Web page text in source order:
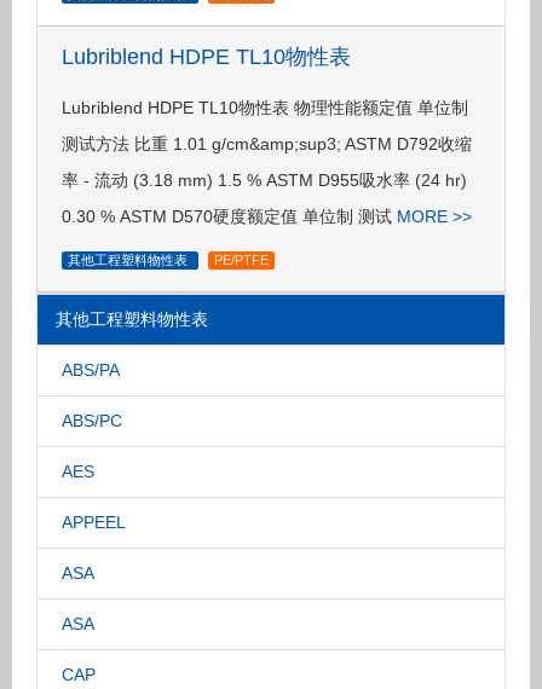
Lubriblend HDPE TL10物性表
Lubriblend HDPE TL10物性表 物理性能额定值 单位制
测试方法 比重 1.01 g/cm&amp;sup3; ASTM D792收缩
率 - 流动 (3.18 mm) 1.5 % ASTM D955吸水率 (24 hr)
0.30 % ASTM D570硬度额定值 单位制 测试 MORE >>
其他工程塑料物性表 PE/PTFE
其他工程塑料物性表
ABS/PA
ABS/PC
AES
APPEEL
ASA
ASA
CAP